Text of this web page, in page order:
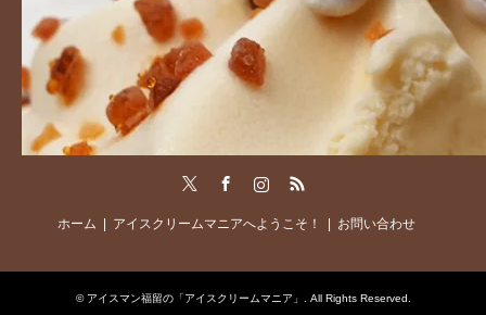
RSS
ホーム アイスクリームマニアへようこそ！ お問い合わせ
© アイスマン福留の「アイスクリームマニア」 . All Rights Reserved.